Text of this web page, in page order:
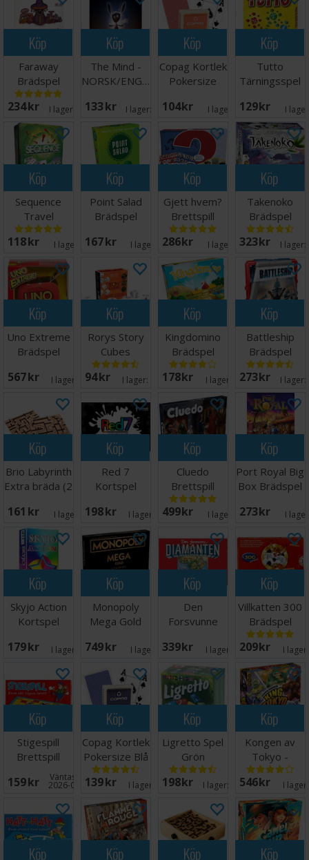
Köp
Faraway
Brädspel
234 SEK I lager: 20+
Köp
The Mind -
NORSK/ENGELSK
133 SEK I lager: 20+
Köp
Copag Kortlek
Pokersize
plast
104 SEK I lager:
Köp
Tutto
Tärningsspel
129 SEK I
Köp
Sequence
Travel
Brädspel -
Reseutgåva
118 SEK I lager:
Köp
Point Salad
Brädspel
167 SEK I lager: 1
Köp
Gjett hvem?
Brettspill
286 SEK I lager: 7
Köp
Takenoko
Brädspel
323 SEK I lager:
Köp
Uno Extreme
Brädspel
567 SEK I lager: 11
Köp
Rorys Story
Cubes
Tärningsspel
94 SEK I lager:
Köp
Kingdomino
Brädspel
178 SEK I lager: 18
Köp
Battleship
Brädspel
273 SEK I lager:
Köp
Brio Labyrinth
Extra bräda (2
161 SEK I lager:
Köp
Red 7
Kortspel
198 SEK I lager: 18
Köp
Cluedo
Brettspill
499 SEK I lager: 4
Köp
Port Royal Big
Box Brädspel
273 SEK I
Köp
Skyjo Action
Kortspel
179 SEK I lager: 14
Köp
Monopoly
Mega Gold
NORSK
749 SEK I lager: 7
Köp
Den
Forsvunne
Brettspill
339 SEK I lager: 10
Köp
Villkatten 300
Brädspel
209 SEK I
Köp
Stigespill
Brettspill
159 SEK Väntas in:
2026-08-27
Köp
Copag Kortlek
Pokersize Blå
100% Plast
139 SEK I lager: 11
Köp
Ligretto Spel
Grön
198 SEK I lager: 20+
Köp
Kongen av
Tokyo -
NORSK
546 SEK I
Köp Köp Köp Köp